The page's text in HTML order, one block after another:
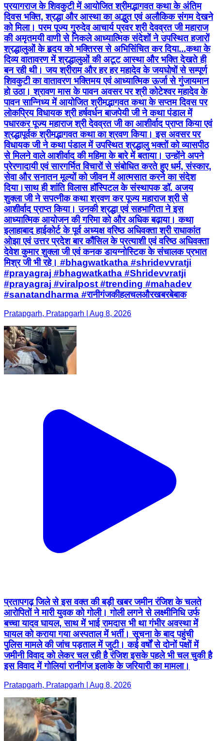
प्रयागराज के शिवकुटी में आयोजित श्रीमद्भागवत कथा के अंतिम
दिवस भक्ति, श्रद्धा और आस्था का अद्भुत एवं अलौकिक संगम देखने
को मिला। परम पूज्य गुरुदेव आचार्य प्रवर श्री देवव्रत जी महाराज
की अमृतमयी वाणी से निकले आध्यात्मिक संदेशों ने उपस्थित हजारों
श्रद्धालुओं के हृदय को भक्तिरस से अभिसिंचित कर दिया...कथा के
दिव्य वातावरण में श्रद्धालुओं की अटूट आस्था और भक्ति देखते ही
बन रही थी। जय श्रीराम और हर हर महादेव के जयघोषों से सम्पूर्ण
शिवकुटी का वातावरण भक्तिमय एवं आध्यात्मिक ऊर्जा से गुंजायमान
हो उठा। श्रावण मास के पावन अवसर पर श्री कोटेश्वर महादेव के
पावन सान्निध्य में आयोजित श्रीमद्भागवत कथा के सप्तम दिवस पर
लोकप्रिय विधायक श्री हर्षवर्धन बाजपेयी जी ने कथा पंडाल में
पधारकर पूज्य महाराज श्री देवव्रत जी का आशीर्वाद प्राप्त किया एवं
श्रद्धापूर्वक श्रीमद्भागवत कथा का श्रवण किया। इस अवसर पर
विधायक जी ने कथा पंडाल में उपस्थित श्रद्धालु भक्तों को व्यासपीठ
से मिलने वाले आशीर्वाद की महिमा के बारे में बताया। उन्होंने अपने
प्रेरणादायी एवं सारगर्भित विचारों से संबोधित करते हुए धर्म, संस्कार,
सेवा और सनातन मूल्यों को जीवन में आत्मसात करने का संदेश
दिया।साथ ही शांति विलास हॉस्पिटल के संस्थापक डॉ. अजय
शुक्ला जी ने सपत्नीक कथा श्रवण कर पूज्य महाराज श्री से
आशीर्वाद प्राप्त किया। उनकी श्रद्धा एवं सहभागिता ने इस
आध्यात्मिक आयोजन की गरिमा को और अधिक बढ़ाया। कथा
इलाहाबाद हाईकोर्ट के पूर्व अध्यक्ष वरिष्ठ अधिवक्ता श्री राधाकांत
ओझा एवं उत्तर प्रदेश बार कौंसिल के प्रत्याशी एवं वरिष्ठ अधिवक्ता
देवेश कुमार शुक्ला जी एवं कनक डायग्नोस्टिक के संचालक प्रभात
मिश्र जी भी रहे। #bhagwatkatha #shridevvratji
#prayagraj #bhagwatkatha #Shridevvratji
#prayagraj #viralpost #trending #mahadev
#sanatandharma #रानीगंजकीहलचलऔरखबरबेबाक
Pratapgarh, Pratapgarh | Aug 8, 2026
प्रतापगढ़ जिले से इस वक्त की बड़ी खबर जमीन रंजिश के चलते
आरोपितों ने मारी युवक को गोली। गोली लगने से लक्ष्मीनिधि उर्फ
बच्चा यादव घायल, साथ में भाई रामदास भी था गंभीर अवस्था में
घायल को कराया गया अस्पताल में भर्ती। सूचना के बाद पहुंची
पुलिस मामले की जांच पड़ताल में जुटी। कई वर्षों से दोनों पक्षों में
जमीनी विवाद को लेकर चल रही है रंजिश इसके पहले भी चल चुकी है
इस विवाद में गोलियां रानीगंज इलाके के जरियारी का मामला।
Pratapgarh, Pratapgarh | Aug 8, 2026